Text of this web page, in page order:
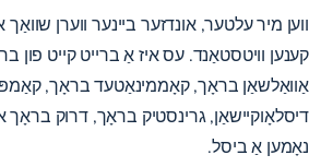
ווען מיר עלטער, אונדזער ביינער ווערן שוואַך
קענען וויטסטאַנד. עס איז אַ ברייט קייט פון
אַוואַלשאַן בראָך, קאָממינאַטעד בראָך,
דיסלאָוקיישאַן, גרינסטיק בראָך, דרוק בראָך
נאָמען אַ ביסל.